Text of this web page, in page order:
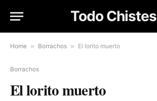
Todo Chistes
Home » Borrachos » El lorito muerto
Borrachos
El lorito muerto